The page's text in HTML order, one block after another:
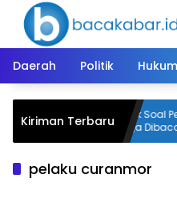
Langsung
konten
Daerah
Politik Hukum
Kiriman TerbaruCekcok Soal
Diduga
pelaku curanmor